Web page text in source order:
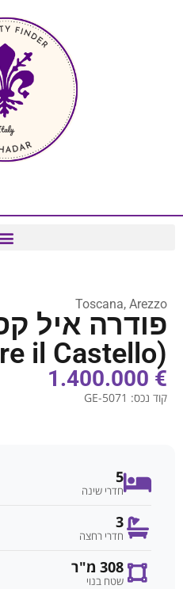
Toscana, Arezzo
פודרה איל
(Podere il Castello)
€ 1.400.000
קוד נכס: GE-5071
5
חדרי שינה
3
חדרי רחצה
308 מ"ר
שטח בנוי